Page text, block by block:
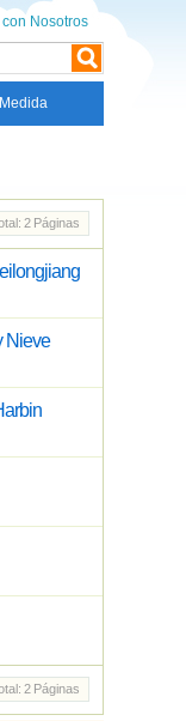
Nosotros
2 Páginas
Nieve
2 Páginas